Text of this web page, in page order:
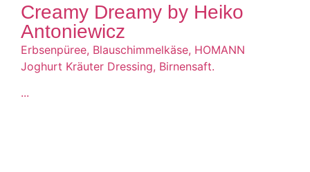
Creamy Dreamy by Heiko
Antoniewicz
Erbsenpüree, Blauschimmelkäse, HOMANN
Joghurt Kräuter Dressing, Birnensaft.
...